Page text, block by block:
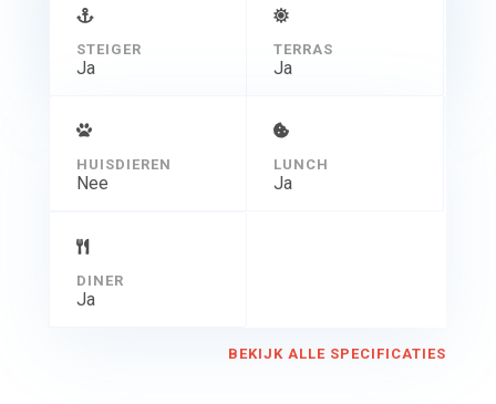
STEIGER
Ja
TERRAS
Ja
HUISDIEREN
Nee
LUNCH
Ja
DINER
Ja
BEKIJK ALLE SPECIFICATIES